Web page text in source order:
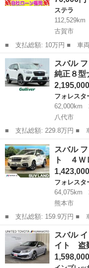
ステラ
112,529km
古賀市
■ 支払総額: 10万円 ■ 車両本体価格： 70,000 円 ■ メーカー
名： スバル ■ 車種名：
リングストップ／盗難防止
イミングチェーン ...
福岡 古賀市
スバル
純正８
フォレスタ
62,000km
八代市
■ 支払総額: 229.8万円 ■ 車両本体価格： 2,195,000 円 ■ メーカ
ー名： スバル ■ 車種名
ーツ アイサイト 純正８
生 前横...
熊本 八代市
スバル
ト ４
フォレスタ
64,075km
熊本市
■ 支払総額: 159.9万円 ■ 車両本体価格： 1,423,000 円 ■ メーカ
ー名： スバル ■ 車種名
０ｉ－Ｌ アイサイト ４
ダークル...
熊本 熊本市 フォレ
スバル
イト 盗